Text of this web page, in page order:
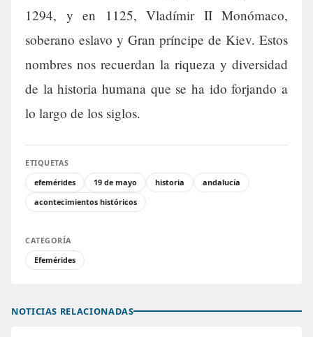
1294, y en 1125, Vladímir II Monómaco,
soberano eslavo y Gran príncipe de Kiev. Estos
nombres nos recuerdan la riqueza y diversidad
de la historia humana que se ha ido forjando a
lo largo de los siglos.
ETIQUETAS
efemérides
19 de mayo historia
andalucía
acontecimientos históricos
CATEGORÍA
Efemérides
NOTICIAS RELACIONADAS